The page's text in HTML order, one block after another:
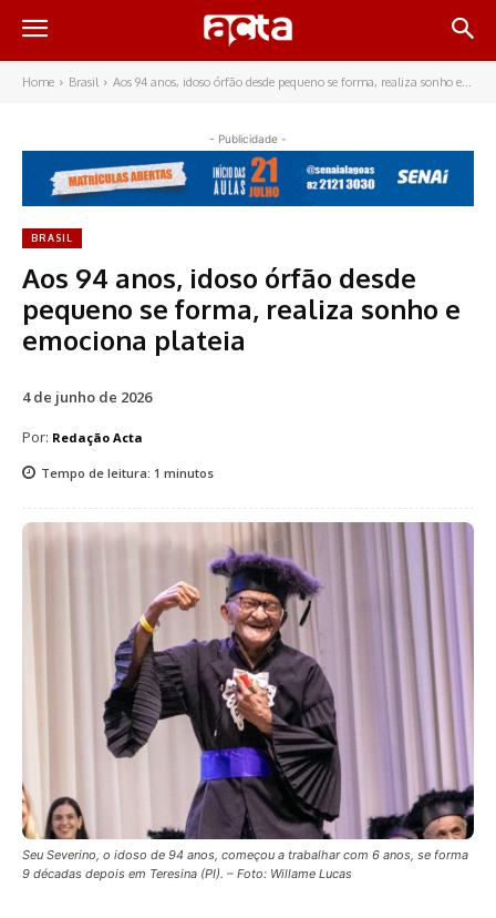
Home Brasil Aos 94 anos, idoso órfão desde pequeno se forma, realiza sonho e...
- Publicidade -
BRASIL
Aos 94 anos, idoso órfão desde
pequeno se forma, realiza sonho e
emociona plateia
4 de junho de 2026
Por: Redação Acta
Tempo de leitura: 1 minutos
Seu Severino, o idoso de 94 anos, começou a trabalhar com 6 anos, se forma
9 décadas depois em Teresina (PI). – Foto: Willame Lucas